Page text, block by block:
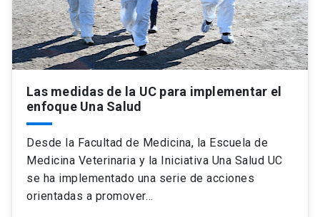
Las medidas de la UC para implementar el
enfoque Una Salud
Desde la Facultad de Medicina, la Escuela de
Medicina Veterinaria y la Iniciativa Una Salud UC
se ha implementado una serie de acciones
orientadas a promover…